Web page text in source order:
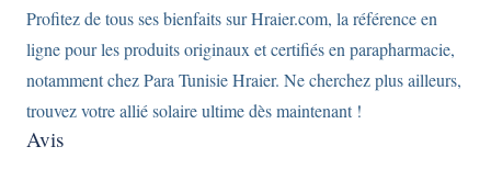
50ml
Profitez de tous ses bienfaits sur Hraier.com, la référence en
ligne pour les produits originaux et certifiés en parapharmacie,
notamment chez Para Tunisie Hraier. Ne cherchez plus ailleurs,
trouvez votre allié solaire ultime dès maintenant !
Avis